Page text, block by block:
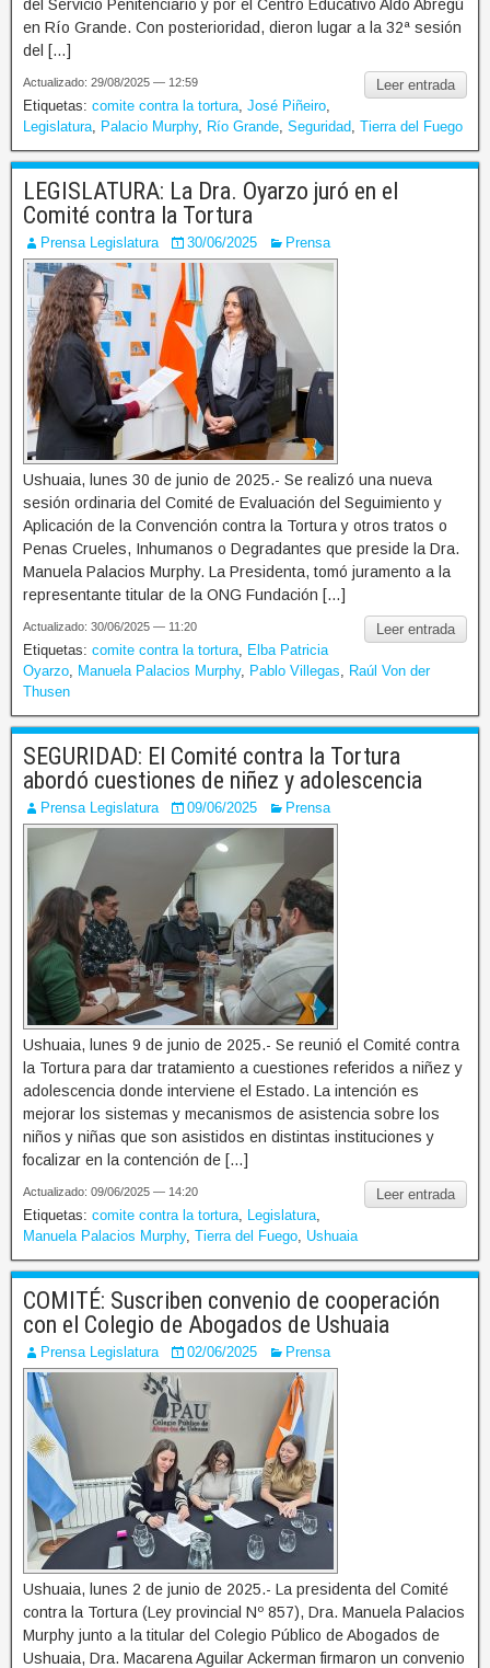
del Servicio Penitenciario y por el Centro Educativo Aldo Abregú
en Río Grande. Con posterioridad, dieron lugar a la 32ª sesión
del […]
Leer entrada
Actualizado: 29/08/2025 — 12:59
Etiquetas: comite contra la tortura José Piñeiro
Legislatura
Palacio Murphy, Río Grande Seguridad Tierra del Fuego
LEGISLATURA: La Dra. Oyarzo juró en el
Comité contra la Tortura
Prensa Legislatura 30/06/2025 Prensa
Ushuaia, lunes 30 de junio de 2025.- Se realizó una nueva
sesión ordinaria del Comité de Evaluación del Seguimiento y
Aplicación de la Convención contra la Tortura y otros tratos o
Penas Crueles, Inhumanos o Degradantes que preside la Dra.
Manuela Palacios Murphy. La Presidenta, tomó juramento a la
representante titular de la ONG Fundación […]
Leer entrada
Actualizado: 30/06/2025 — 11:20
Etiquetas: comite contra la tortura
Elba Patricia
Oyarzo
Manuela Palacios Murphy, Pablo Villegas
Raúl Von der
Thusen
SEGURIDAD: El Comité contra la Tortura
abordó cuestiones de niñez y adolescencia
Prensa Legislatura 09/06/2025 Prensa
Ushuaia, lunes 9 de junio de 2025.- Se reunió el Comité contra
la Tortura para dar tratamiento a cuestiones referidos a niñez y
adolescencia donde interviene el Estado. La intención es
mejorar los sistemas y mecanismos de asistencia sobre los
niños y niñas que son asistidos en distintas instituciones y
focalizar en la contención de […]
Leer entrada
Actualizado: 09/06/2025 — 14:20
Etiquetas: comite contra la tortura Legislatura
Manuela Palacios Murphy, Tierra del Fuego Ushuaia
COMITÉ: Suscriben convenio de cooperación
con el Colegio de Abogados de Ushuaia
Prensa Legislatura 02/06/2025 Prensa
Ushuaia, lunes 2 de junio de 2025.- La presidenta del Comité
contra la Tortura (Ley provincial Nº 857), Dra. Manuela Palacios
Murphy junto a la titular del Colegio Público de Abogados de
Ushuaia, Dra. Macarena Aguilar Ackerman firmaron un convenio